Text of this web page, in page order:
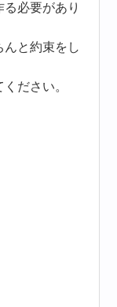
必要があり
と約束をし
ださい。